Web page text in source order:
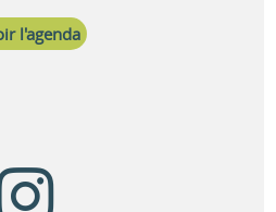
l'agenda